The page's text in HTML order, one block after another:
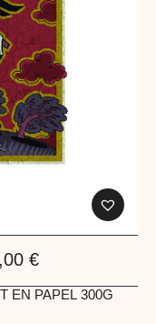
€
EN PAPEL 300G